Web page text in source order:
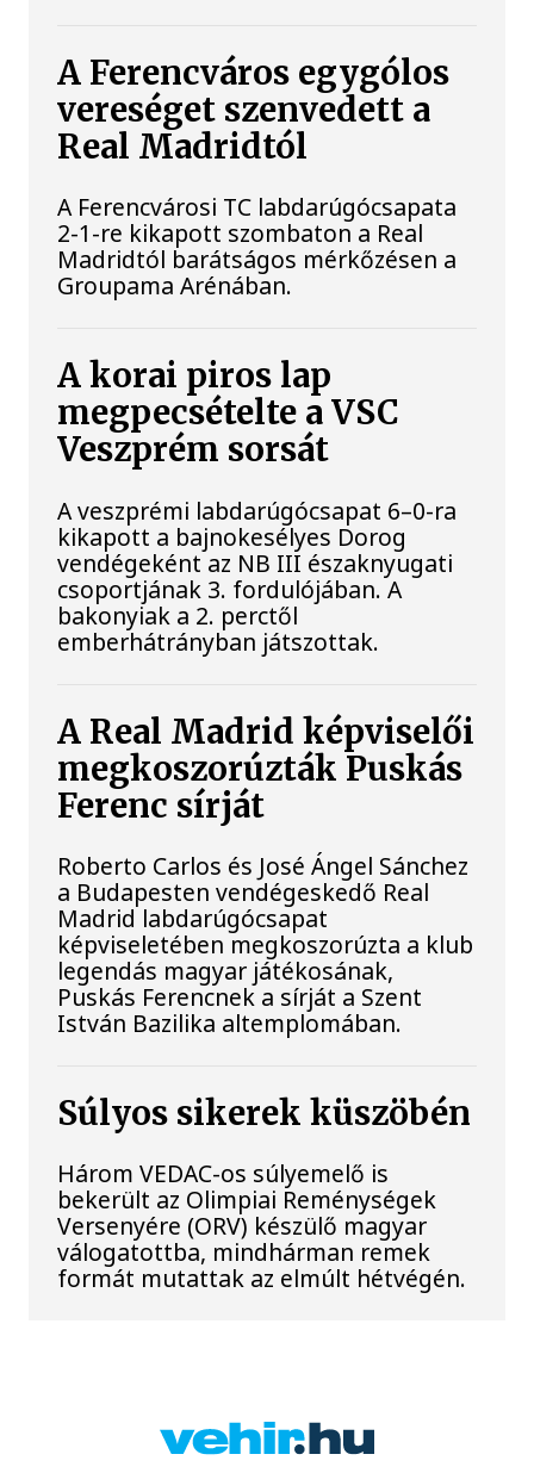
A Ferencváros egygólos
vereséget szenvedett a
Real Madridtól
A Ferencvárosi TC labdarúgócsapata
2-1-re kikapott szombaton a Real
Madridtól barátságos mérkőzésen a
Groupama Arénában.
A korai piros lap
megpecsételte a VSC
Veszprém sorsát
A veszprémi labdarúgócsapat 6–0-ra
kikapott a bajnokesélyes Dorog
vendégeként az NB III északnyugati
csoportjának 3. fordulójában. A
bakonyiak a 2. perctől
emberhátrányban játszottak.
A Real Madrid képviselői
megkoszorúzták Puskás
Ferenc sírját
Roberto Carlos és José Ángel Sánchez
a Budapesten vendégeskedő Real
Madrid labdarúgócsapat
képviseletében megkoszorúzta a klub
legendás magyar játékosának,
Puskás Ferencnek a sírját a Szent
István Bazilika altemplomában.
Súlyos sikerek küszöbén
Három VEDAC-os súlyemelő is
bekerült az Olimpiai Reménységek
Versenyére (ORV) készülő magyar
válogatottba, mindhárman remek
formát mutattak az elmúlt hétvégén.